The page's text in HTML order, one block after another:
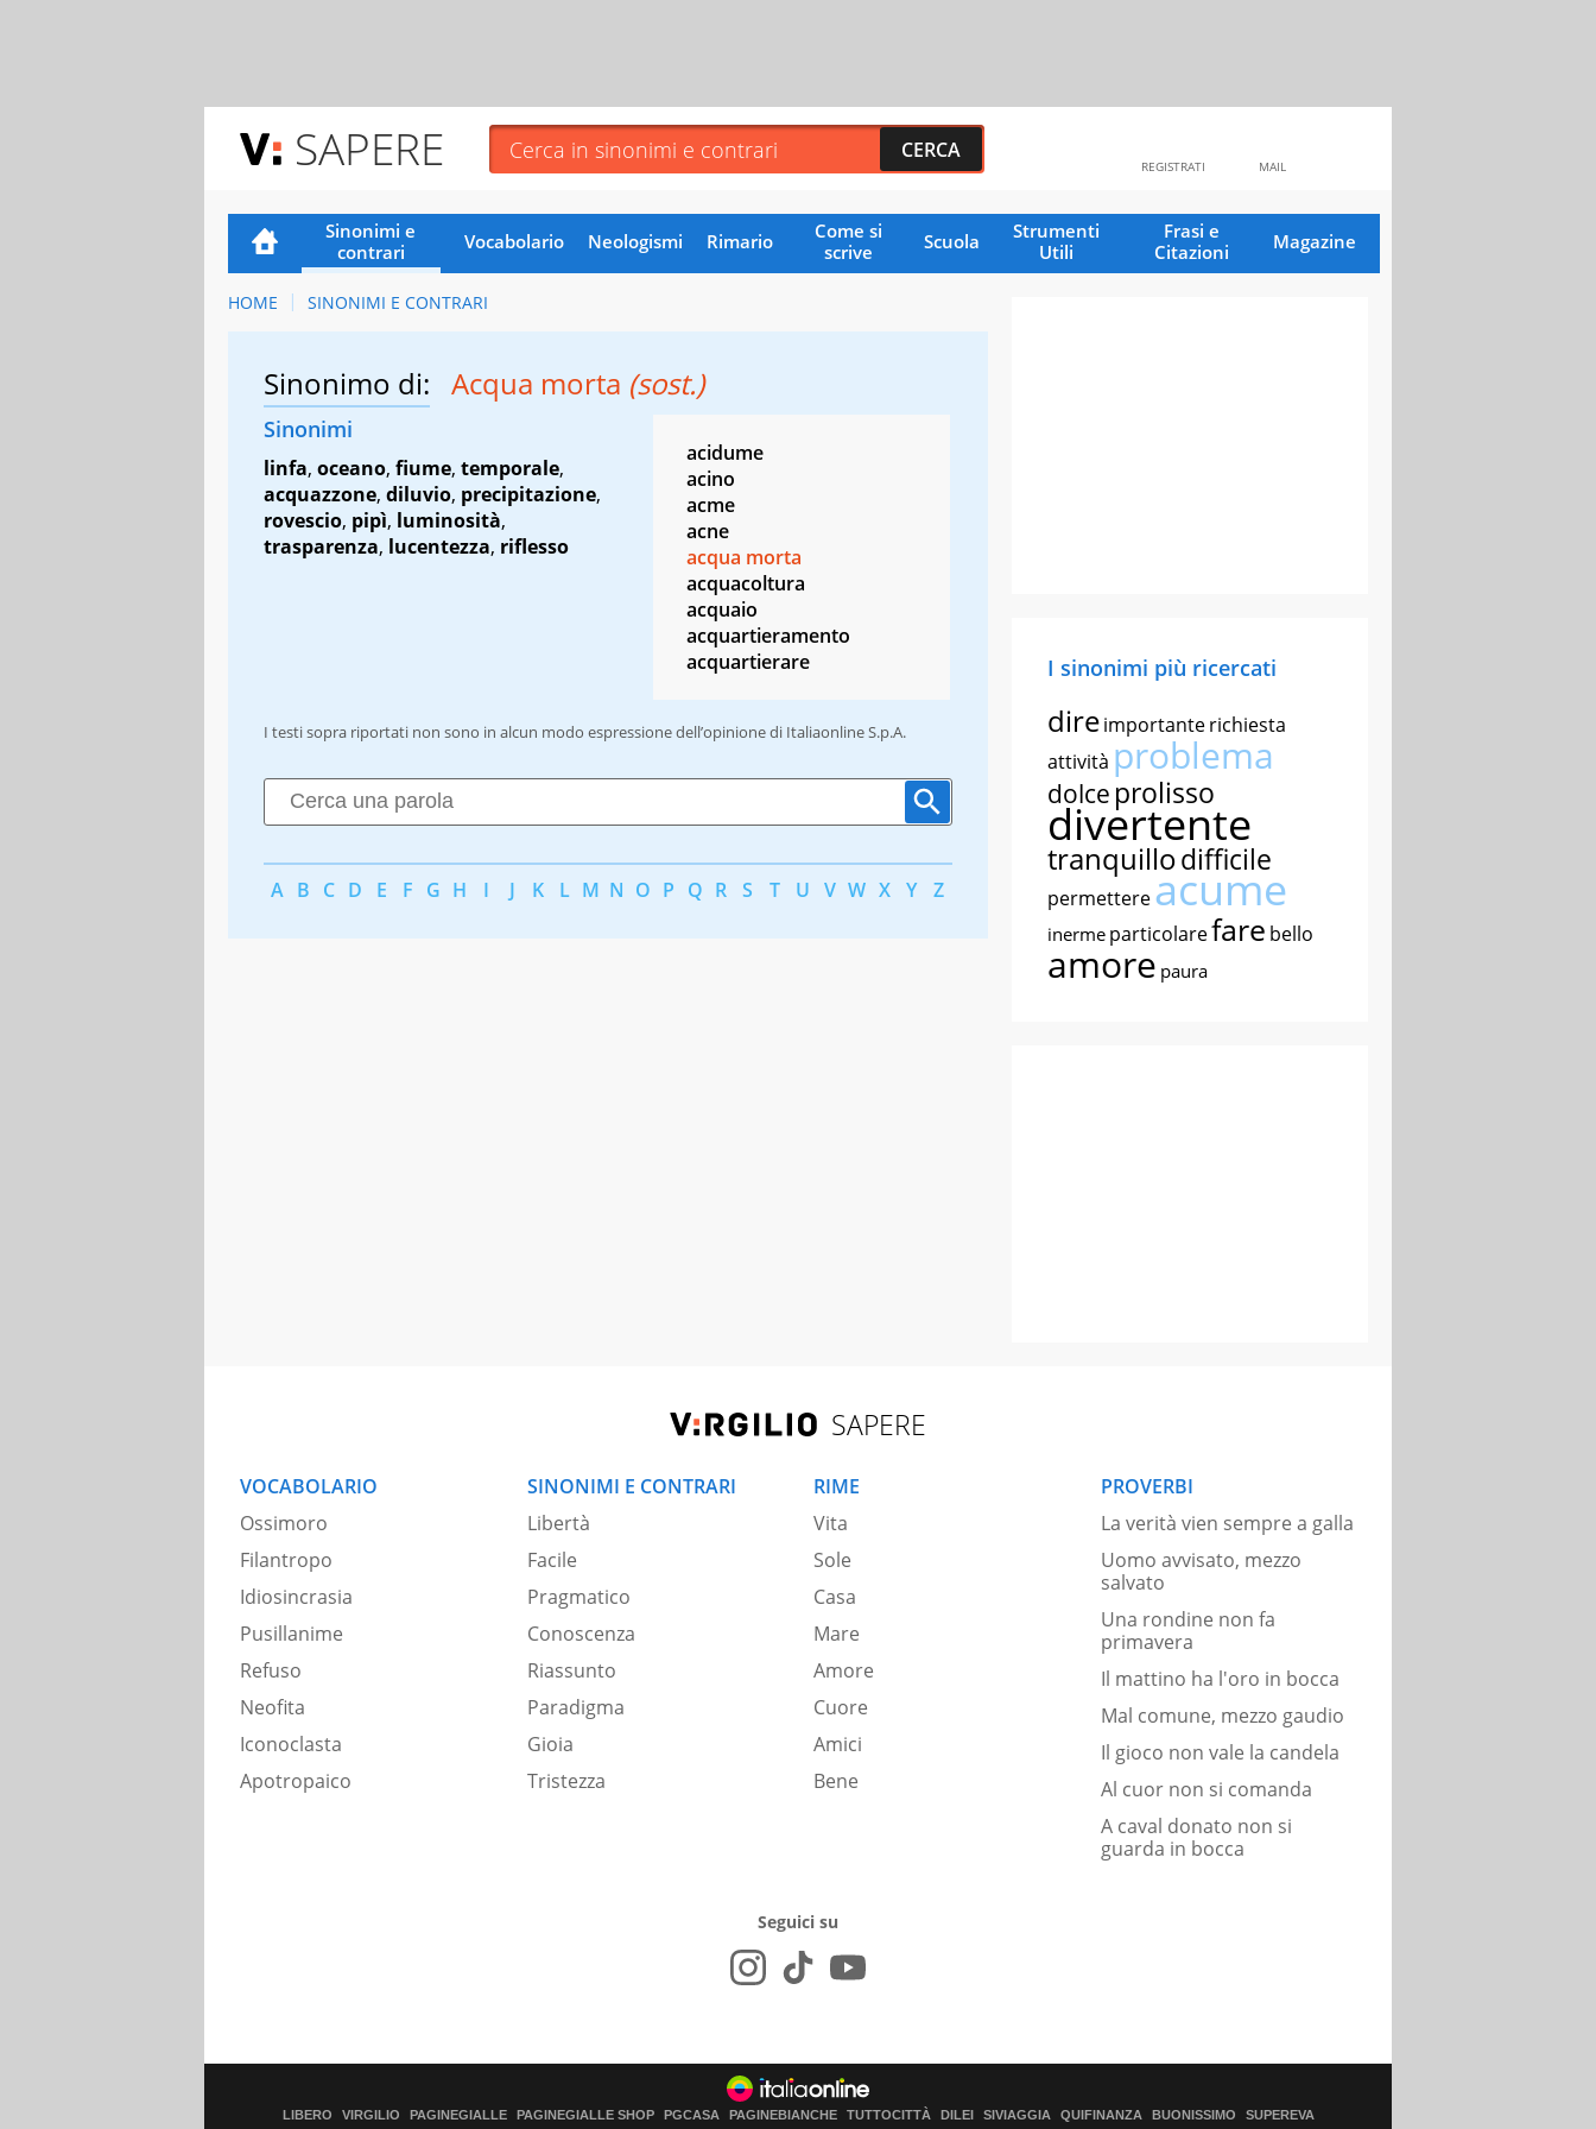
SAPERE MAIL
REGISTRATI
Sinonimi e
contrari
Vocabolario Neologismi Rimario
Come si
scrive
Scuola
Strumenti
Utili
Frasi e
Citazioni
Magazine
HOME SINONIMI E CONTRARI
Sinonimo di: Acqua morta (sost.)
Sinonimi
linfa, oceano, fiume, temporale,
acquazzone, diluvio, precipitazione,
rovescio, pipì, luminosità,
trasparenza, lucentezza, riflesso
acidume
acino
acme
acne
acqua morta
acquacoltura
acquaio
acquartieramento
acquartierare
I testi sopra riportati non sono in alcun modo espressione dell’opinione di Italiaonline S.p.A.
A B C D E F G H I J K L M N O P Q R S T U V W X Y Z
I sinonimi più ricercati
direimportanterichiesta
attività problema
dolce prolisso
divertente
tranquillodifficile
permettereacume
inerme particolarefare bello
amore paura
SAPERE
VOCABOLARIO
Ossimoro
Filantropo
Idiosincrasia
Pusillanime
Refuso
Neofita
Iconoclasta
Apotropaico
SINONIMI E CONTRARI
Libertà
Facile
Pragmatico
Conoscenza
Riassunto
Paradigma
Gioia
Tristezza
RIME
Vita
Sole
Casa
Mare
Amore
Cuore
Amici
Bene
PROVERBI
La verità vien sempre a galla
Uomo avvisato, mezzo
salvato
Una rondine non fa
primavera
Il mattino ha l'oro in bocca
Mal comune, mezzo gaudio
Il gioco non vale la candela
Al cuor non si comanda
A caval donato non si
guarda in bocca
Seguici su
LIBERO VIRGILIO PAGINEGIALLE PAGINEGIALLE SHOP PGCASA PAGINEBIANCHE TUTTOCITTÀ DILEI SIVIAGGIA QUIFINANZA BUONISSIMO SUPEREVA